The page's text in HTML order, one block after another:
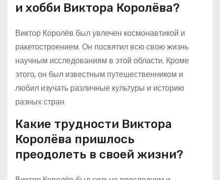
и хобби Виктора Королёва?
Виктор Королёв был увлечен космонавтикой и
ракетостроением. Он посвятил всю свою жизнь
научным исследованиям в этой области. Кроме
этого, он был известным путешественником и
любил изучать различные культуры и историю
разных стран.
Какие трудности Виктора
Королёва пришлось
преодолеть в своей жизни?